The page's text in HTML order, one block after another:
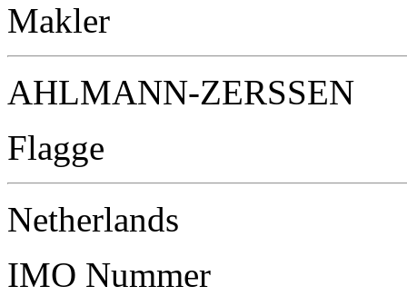
Makler
AHLMANN-ZERSSEN
Flagge
Netherlands
IMO Nummer